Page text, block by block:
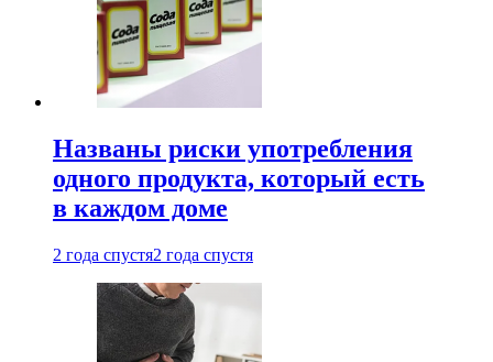
Названы риски употребления
одного продукта, который есть
в каждом доме
2 года спустя2 года спустя